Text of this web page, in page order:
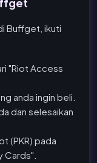
Buffget, ikuti
"Riot Access
anda ingin beli.
dan selesaikan
(PKR) pada
Cards".